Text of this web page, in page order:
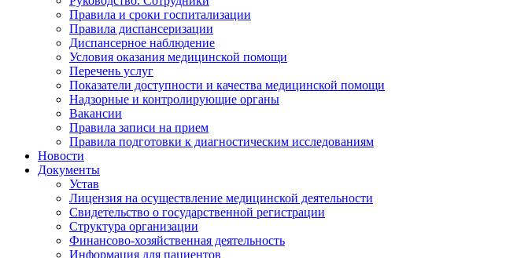
Правила и сроки госпитализации
Правила диспансеризации
Диспансерное наблюдение
Условия оказания медицинской помощи
Перечень услуг
Показатели доступности и качества медицинской помощи
Надзорные и контролирующие органы
Вакансии
Правила записи на прием
Правила подготовки к диагностическим исследованиям
Новости
Документы
Устав
Лицензия на осуществление медицинской деятельности
Свидетельство о государственной регистрации
Структура организации
Финансово-хозяйственная деятельность
Информация для пациентов